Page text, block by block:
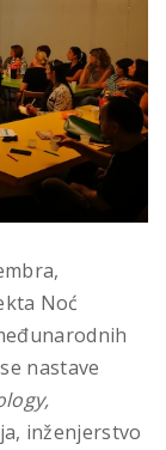
Noć
nastave
inženjerstvo